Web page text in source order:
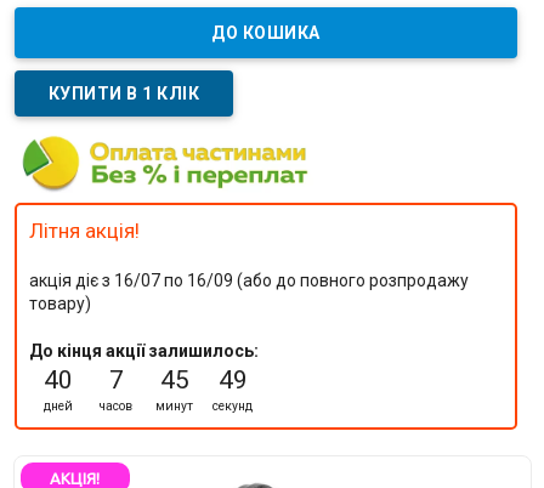
Літня акція!
акція діє з 16/07 по 16/09 (або до повного розпродажу
товару)
До кінця акції залишилось:
40
дней
7
часов
45
минут
49
секунд
АКЦІЯ!